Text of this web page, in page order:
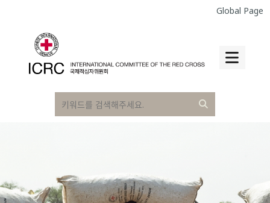
Global Page